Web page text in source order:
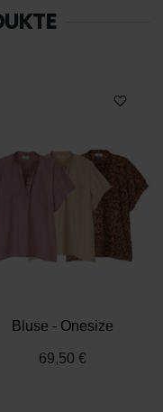
Bluse - Onesize
69,50 €